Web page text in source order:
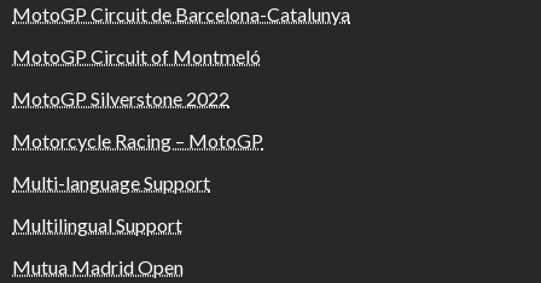
MotoGP Circuit de Barcelona-Catalunya
MotoGP Circuit of Montmeló
MotoGP Silverstone 2022
Motorcycle Racing – MotoGP
Multi-language Support
Multilingual Support
Mutua Madrid Open